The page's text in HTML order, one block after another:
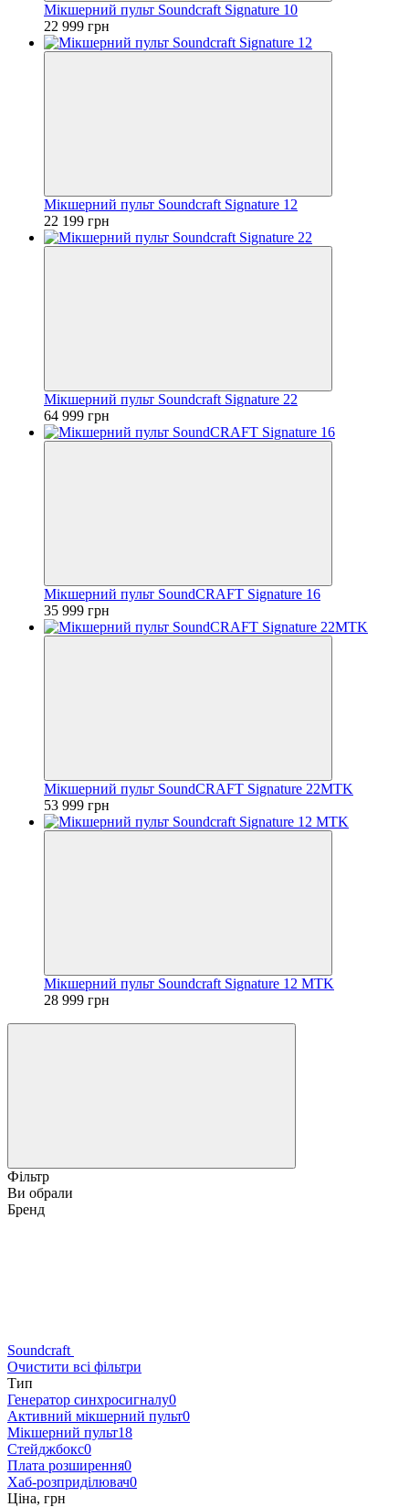
Мікшерний пульт Soundcraft Signature 10
22 999 грн
Мікшерний пульт Soundcraft Signature 12
22 199 грн
Мікшерний пульт Soundcraft Signature 22
64 999 грн
Мікшерний пульт SoundCRAFT Signature 16
35 999 грн
Мікшерний пульт SoundCRAFT Signature 22MTK
53 999 грн
Мікшерний пульт Soundcraft Signature 12 MTK
28 999 грн
Фільтр
Ви обрали
Бренд
Soundcraft
Очистити всі фільтри
Тип
Генератор синхросигналу0
Активний мікшерний пульт0
Мікшерний пульт18
Стейджбокс0
Плата розширення0
Хаб-розприділювач0
Ціна, грн